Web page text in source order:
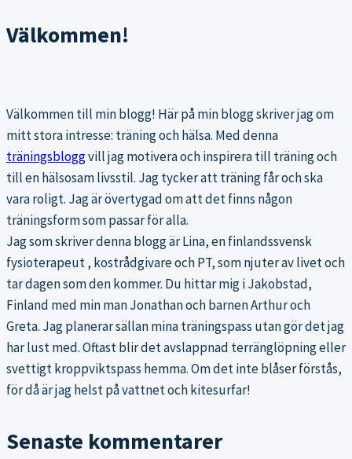
Välkommen!
Välkommen till min blogg! Här på min blogg skriver jag om
mitt stora intresse: träning och hälsa. Med denna
träningsbloggvill jag motivera och inspirera till träning och
till en hälsosam livsstil. Jag tycker att träning får och ska
vara roligt. Jag är övertygad om att det finns någon
träningsform som passar för alla.
Jag som skriver denna blogg är Lina, en finlandssvensk
fysioterapeut , kostrådgivare och PT, som njuter av livet och
tar dagen som den kommer. Du hittar mig i Jakobstad,
Finland med min man Jonathan och barnen Arthur och
Greta. Jag planerar sällan mina träningspass utan gör det jag
har lust med. Oftast blir det avslappnad terränglöpning eller
svettigt kroppviktspass hemma. Om det inte blåser förstås,
för då är jag helst på vattnet och kitesurfar!
Senaste kommentarer